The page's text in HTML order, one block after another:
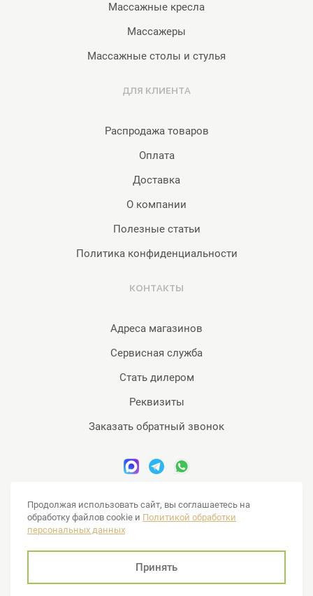
Массажные кресла
Массажеры
Массажные столы и стулья
ДЛЯ КЛИЕНТА
Распродажа товаров
Оплата
Доставка
О компании
Полезные статьи
Политика конфиденциальности
КОНТАКТЫ
Адреса магазинов
Сервисная служба
Стать дилером
Реквизиты
Заказать обратный звонок
www.sensa-massage.ru © 2007-2026 продажа массажного
оборудования, массажные кресла, массажеры. 16+
+7 (499) 495-40-51, +7 (499) 288-09-98 , +7 (495) 374-51-40
носит исключительно информационный характер и ни при
каких условиях не является публичной офертой, определяемой
Продолжая использовать сайт, вы соглашаетесь на
обработку файлов cookie и Политикой обработки
персональных данных
Принять